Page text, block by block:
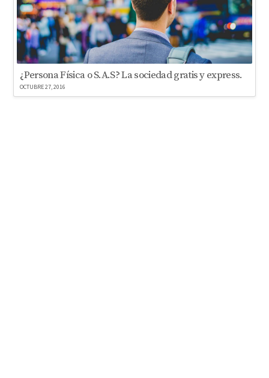
¿Persona Física o S.A.S? La sociedad gratis y express.
OCTUBRE 27, 2016